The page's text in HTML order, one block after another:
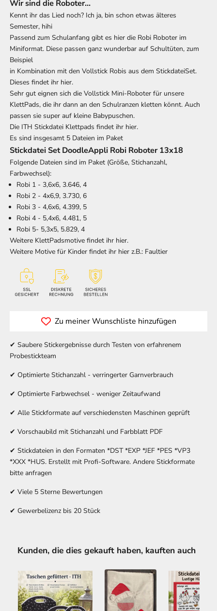
Wir sind die Roboter...
Kennt ihr das Lied noch? Ich ja, bin schon etwas älteres
Semester, hihi
Passend zum Schulanfang gibt es hier die Robi Roboter im
Miniformat. Diese passen ganz wunderbar auf Schultüten, zum
Beispiel
in Kombination mit den Vollstick Robis aus dem StickdateiSet.
Dieses findet ihr hier.
Sehr gut eignen sich die Vollstick Mini-Roboter für unsere
KlettPads, die ihr dann an den Schulranzen kletten könnt. Auch
passen sie super auf kleine Babypuschen.
Die ITH Stickdatei Klettpads findet ihr hier.
Es sind insgesamt 5 Dateien im Paket
Stickdatei Set DoodleAppli Robi Roboter 13x18
Folgende Dateien sind im Paket (Größe, Stichanzahl,
Farbwechsel):
Robi 1 - 3,6x6, 3.646, 4
Robi 2 - 4x6,9, 3.730, 6
Robi 3 - 4,6x6, 4.399, 5
Robi 4 - 5,4x6, 4.481, 5
Robi 5- 5,3x5, 5.829, 4
Weitere KlettPadsmotive findet ihr hier.
Weitere Motive für Kinder findet ihr hier z.B.: Faultier
Zu meiner Wunschliste hinzufügen
✔ Saubere Stickergebnisse durch Testen von erfahrenem
Probestickteam
✔ Optimierte Stichanzahl - verringerter Garnverbrauch
✔ Optimierte Farbwechsel - weniger Zeitaufwand
✔ Alle Stickformate auf verschiedensten Maschinen geprüft
✔ Vorschaubild mit Stichanzahl und Farbblatt PDF
✔ Stickdateien in den Formaten *DST *EXP *JEF *PES *VP3
*XXX *HUS. Erstellt mit Profi-Software. Andere Stickformate
bitte anfragen
✔ Viele 5 Sterne Bewertungen
✔ Gewerbelizenz bis 20 Stück
Kunden, die dies gekauft haben, kauften auch